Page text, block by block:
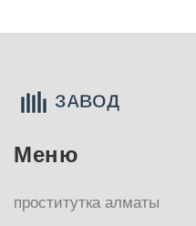
Меню
проститутка алматы